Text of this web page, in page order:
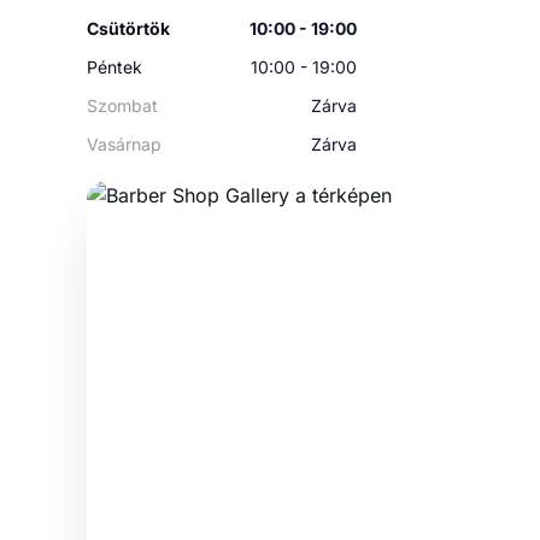
Csütörtök
10:00 - 19:00
Péntek
10:00 - 19:00
Szombat
Zárva
Vasárnap
Zárva